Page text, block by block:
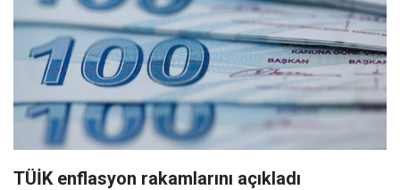
TÜİK enflasyon rakamlarını açıkladı